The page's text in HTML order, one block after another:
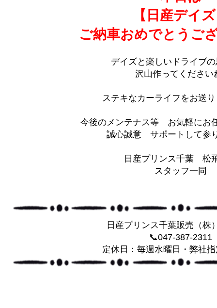
【日産デイ
ご納車おめでとうご
デイズと楽しいドライブ
沢山作ってください
ステキなカーライフをお送
今後のメンテナス等 お気軽にお
誠心誠意 サポートして参
日産プリンス千葉 松
スタッフ一同
日産プリンス千葉販売（株
📞047-387-2311
定休日：毎週水曜日・弊社